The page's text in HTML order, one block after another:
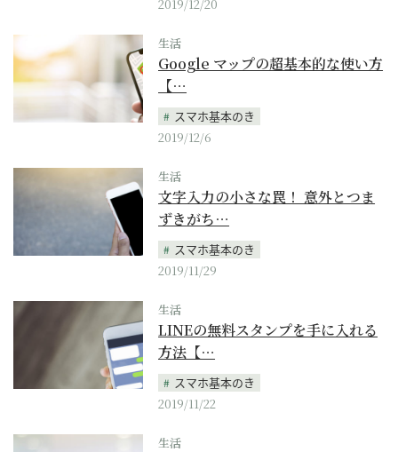
2019/12/20
生活
Google マップの超基本的な使い方
【…
スマホ基本のき
2019/12/6
生活
文字入力の小さな罠！ 意外とつま
ずきがち…
スマホ基本のき
2019/11/29
生活
LINEの無料スタンプを手に入れる
方法【…
スマホ基本のき
2019/11/22
生活